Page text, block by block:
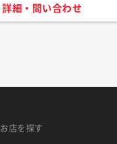
詳細・問い合わせ
お店を探す